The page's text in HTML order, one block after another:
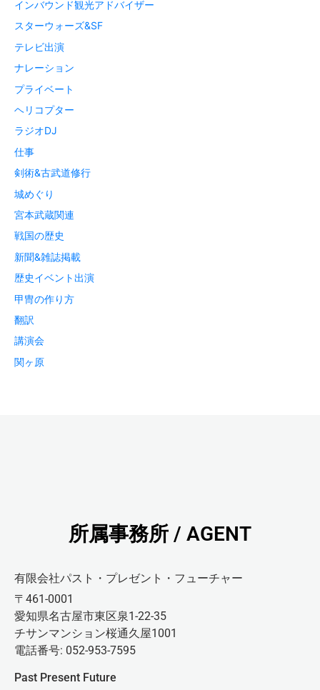
インバウンド観光アドバイザー
スターウォーズ&SF
テレビ出演
ナレーション
プライベート
ヘリコプター
ラジオDJ
仕事
剣術&古武道修行
城めぐり
宮本武蔵関連
戦国の歴史
新聞&雑誌掲載
歴史イベント出演
甲冑の作り方
翻訳
講演会
関ヶ原
所属事務所 / AGENT
有限会社パスト・プレゼント・フューチャー
〒461-0001
愛知県名古屋市東区泉1-22-35
チサンマンション桜通久屋1001
電話番号: 052-953-7595
Past Present Future